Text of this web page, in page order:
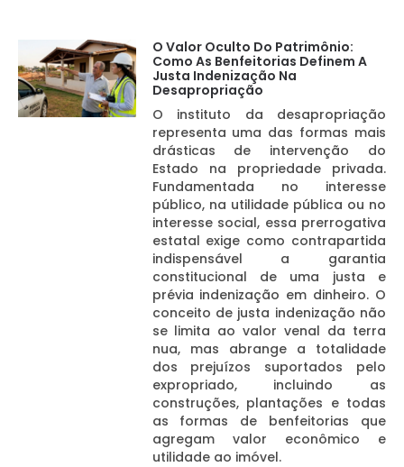
O Valor Oculto Do Patrimônio:
Como As Benfeitorias Definem A
Justa Indenização Na
Desapropriação
O instituto da desapropriação
representa uma das formas mais
drásticas de intervenção do
Estado na propriedade privada.
Fundamentada no interesse
público, na utilidade pública ou no
interesse social, essa prerrogativa
estatal exige como contrapartida
indispensável a garantia
constitucional de uma justa e
prévia indenização em dinheiro. O
conceito de justa indenização não
se limita ao valor venal da terra
nua, mas abrange a totalidade
dos prejuízos suportados pelo
expropriado, incluindo as
construções, plantações e todas
as formas de benfeitorias que
agregam valor econômico e
utilidade ao imóvel.